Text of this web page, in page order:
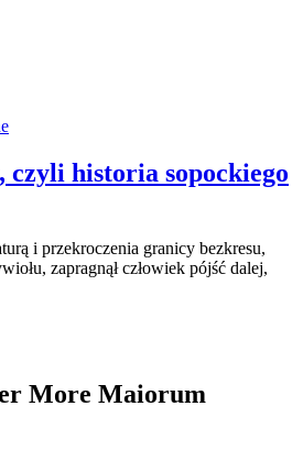
czyli historia sopockiego
i przekroczenia granicy bezkresu,
zapragnął człowiek pójść dalej,
More Maiorum